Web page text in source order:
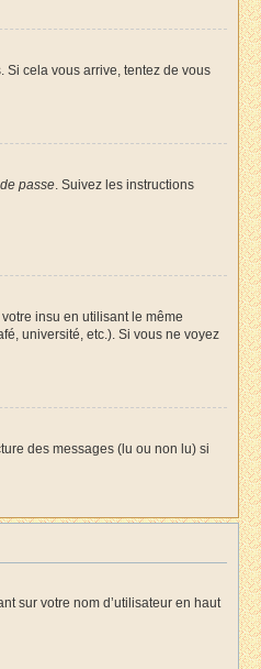
Si cela vous arrive, tentez de vous
passe. Suivez les instructions
insu en utilisant le même
université, etc.). Si vous ne voyez
des messages (lu ou non lu) si
sur votre nom d’utilisateur en haut